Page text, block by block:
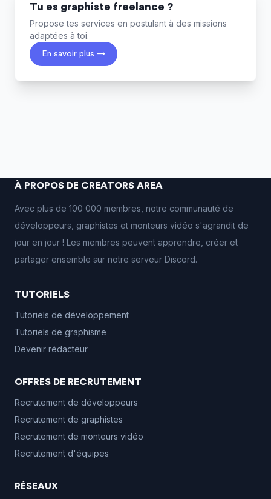
Tu es graphiste freelance ?
Propose tes services en postulant à des missions
adaptées à toi.
En savoir plus →
À PROPOS DE CREATORS AREA
Avec plus de 100 000 membres, notre communauté de
développeurs, graphistes et monteurs vidéo s'agrandit de
jour en jour ! Les membres peuvent apprendre, créer et
partager ensemble sur notre serveur Discord.
TUTORIELS
Tutoriels de développement
Tutoriels de graphisme
Devenir rédacteur
OFFRES DE RECRUTEMENT
Recrutement de développeurs
Recrutement de graphistes
Recrutement de monteurs vidéo
Recrutement d'équipes
RÉSEAUX